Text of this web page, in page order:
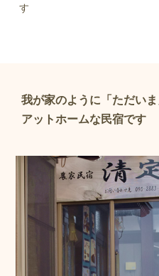
す
我が家のように「ただい
アットホームな民宿です